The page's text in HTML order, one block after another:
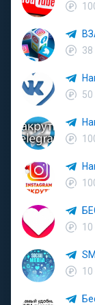
38
50
10
10